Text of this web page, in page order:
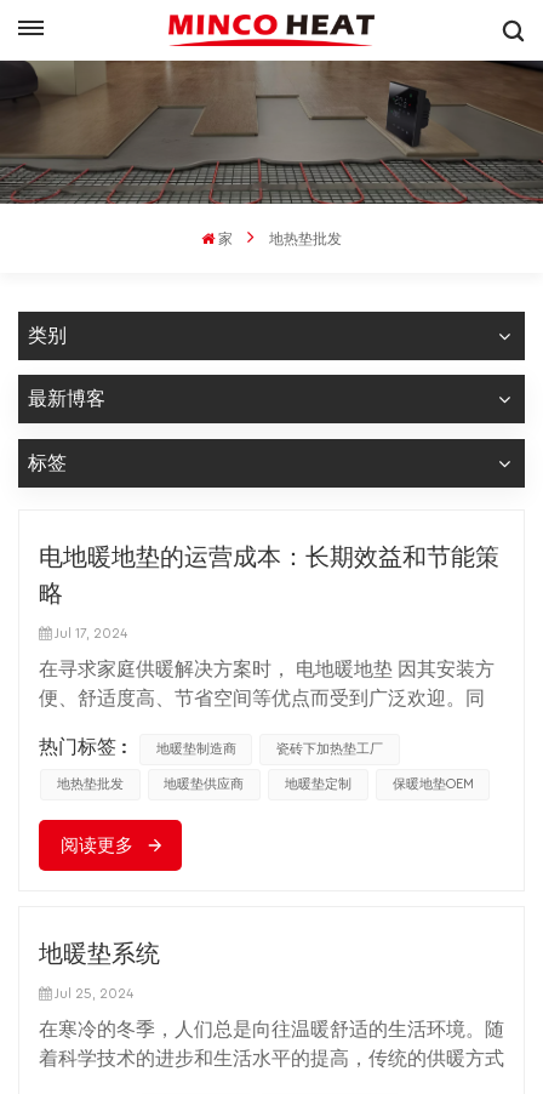
家 地热垫批发
类别
最新博客
标签
电地暖地垫的运营成本：长期效益和节能策
略
Jul 17, 2024
在寻求家庭供暖解决方案时， 电地暖地垫 因其安装方
便、舒适度高、节省空间等优点而受到广泛欢迎。同
问。因此了解其运营成本至关重要。本文将探讨电动地
暖垫的运营成本，包括电力消耗、效率提升策略以及长
电量，这与电费和地暖的使用频率直接相关。 电热垫
通常以千瓦时为单位，其能耗取决于多种因素： 1、地
的时间越长，消耗的电量就越多。 3、设定温度：设定
的地温越高，地暖垫耗电越多。 4、房间隔热性能：隔
热性能差的房间会导致热量快速流失，迫使地暖垫更频
繁地运行以保持温度。 为减少操作 电地暖地垫的成
热门标签 : 地暖垫制造商 瓷砖下加热垫工厂
地热垫批发 地暖垫供应商 地暖垫定制 保暖地垫OEM
阅读更多
地暖垫系统
Jul 25, 2024
在寒冷的冬季，人们总是向往温暖舒适的生活环境。随
着科学技术的进步和生活水平的提高，传统的供暖方式